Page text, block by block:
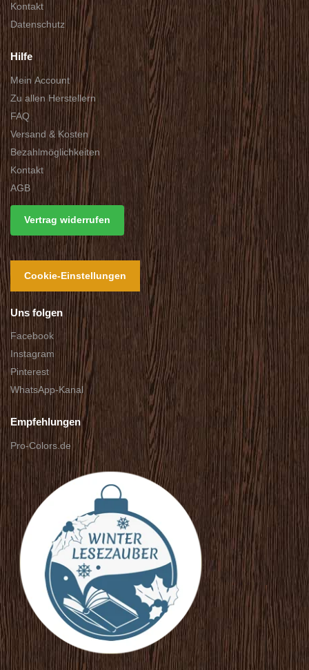
Kontakt
Datenschutz
Hilfe
Mein Account
Zu allen Herstellern
FAQ
Versand & Kosten
Bezahlmöglichkeiten
Kontakt
AGB
Vertrag widerrufen
Cookie-Einstellungen
Uns folgen
Facebook
Instagram
Pinterest
WhatsApp-Kanal
Empfehlungen
Pro-Colors.de